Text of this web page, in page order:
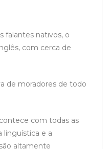
falantes nativos, o
com cerca de
de moradores de todo
com todas as
linguística e a
altamente